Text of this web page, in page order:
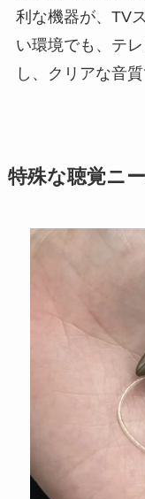
利な機器が、TV
い環境でも、テ
し、クリアな音
特殊な聴覚ニ